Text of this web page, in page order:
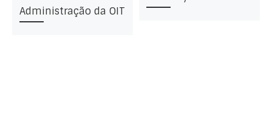
Administração da OIT